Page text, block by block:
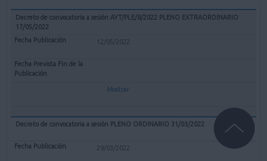
Decreto de convocatoria a sesión AYT/PLE/8/2022 PLENO EXTRAORDINARIO
17/05/2022
12/05/2022
Mostrar
Decreto de convocatoria a sesión PLENO ORDINARIO 31/03/2022
29/03/2022